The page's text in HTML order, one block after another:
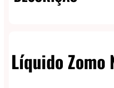
Líquido